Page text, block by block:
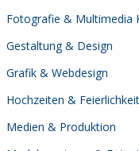
Fotografie & Multimedia
Gestaltung & Design
Grafik & Webdesign
Hochzeiten &
Medien & Produktion